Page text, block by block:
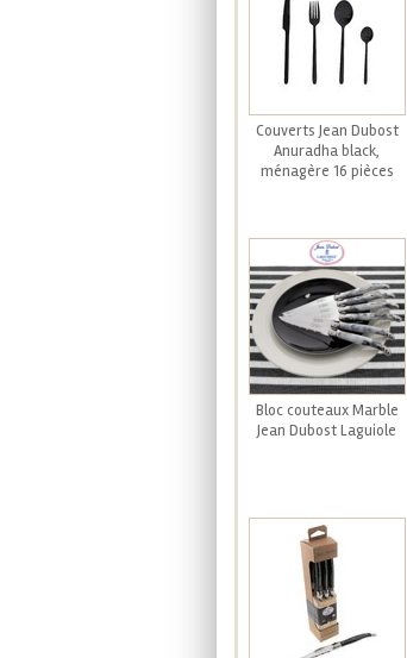
Couverts Jean Dubost
Anuradha black,
ménagère 16 pièces
Bloc couteaux Marble
Jean Dubost Laguiole